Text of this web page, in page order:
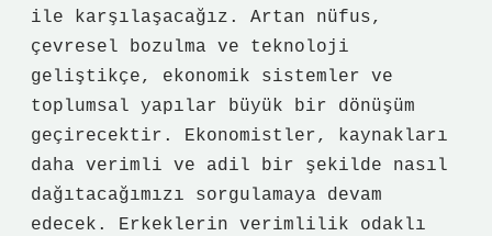
ile karşılaşacağız. Artan nüfus,
çevresel bozulma ve teknoloji
geliştikçe, ekonomik sistemler ve
toplumsal yapılar büyük bir dönüşüm
geçirecektir. Ekonomistler, kaynakları
daha verimli ve adil bir şekilde nasıl
dağıtacağımızı sorgulamaya devam
edecek. Erkeklerin verimlilik odaklı